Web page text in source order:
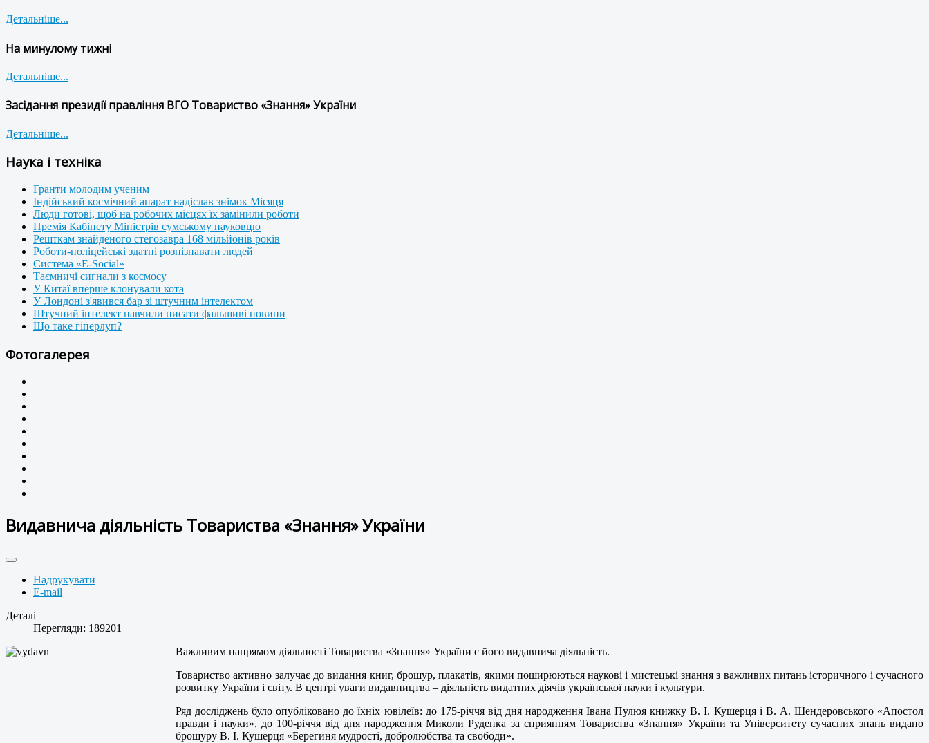
Детальніше...
На минулому тижні
Детальніше...
Засідання президії правління ВГО Товариство «Знання» України
Детальніше...
Наука і техніка
Гранти молодим ученим
Індійський космічний апарат надіслав знімок Місяця
Люди готові, щоб на робочих місцях їх замінили роботи
Премія Кабінету Міністрів сумському науковцю
Решткам знайденого стегозавра 168 мільйонів років
Роботи-поліцейські здатні розпізнавати людей
Система «E-Social»
Таємничі сигнали з космосу
У Китаї вперше клонували кота
У Лондоні з'явився бар зі штучним інтелектом
Штучний інтелект навчили писати фальшиві новини
Що таке гіперлуп?
Фотогалерея
Видавнича діяльність Товариства «Знання» України
Надрукувати
E-mail
Деталі
Перегляди: 189201
Важливим напрямом діяльності Товариства «Знання» України є його видавнича діяльність.
Товариство активно залучає до видання книг, брошур, плакатів, якими поширюються наукові і мистецькі знання з важливих питань історичного і сучасного
розвитку України і світу. В центрі уваги видавництва – діяльність видатних діячів української науки і культури.
Ряд досліджень було опубліковано до їхніх ювілеїв: до 175-річчя від дня народження Івана Пулюя книжку В. І. Кушерця і В. А. Шендеровського «Апостол
правди і науки», до 100-річчя від дня народження Миколи Руденка за сприянням Товариства «Знання» України та Університету сучасних знань видано
брошуру В. І. Кушерця «Берегиня мудрості, добролюбства та свободи».